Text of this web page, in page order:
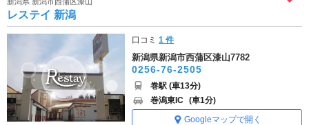
レステイ 新潟
口コミ1 件
新潟県新潟市西蒲区漆山7782
0256-76-2505
巻駅 (車13分)
巻潟東IC (車1分)
Googleマップで開く